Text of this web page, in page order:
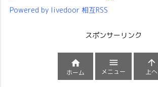
Powered by livedoor 相互RSS
スポンサーリンク

ホーム

メニュー

上へ